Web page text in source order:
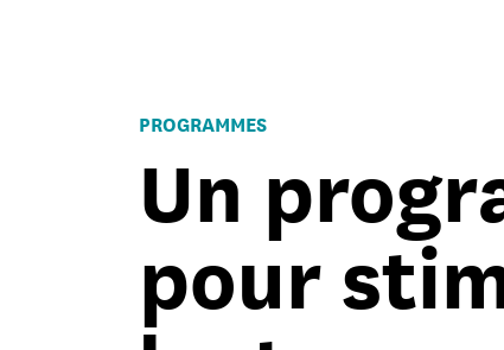
PROGRAMMES
Un
pour